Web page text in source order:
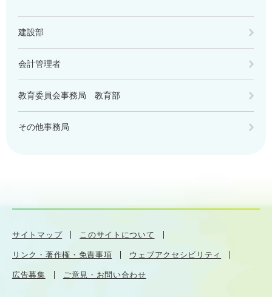
建設部
会計管理者
教育委員会事務局 教育部
その他事務局
サイトマップ このサイトについて
リンク・著作権・免責事項 ウェブアクセシビリティ
広告募集 ご意見・お問い合わせ